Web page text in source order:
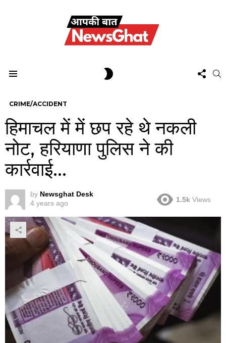
US
CRIME/ACCIDENT
हिमाचल में में छप रहे थे नकली
नोट, हरियाणा पुलिस ने की
कार्रवाई…
by Newsghat Desk
4 years ago
1.5k Views